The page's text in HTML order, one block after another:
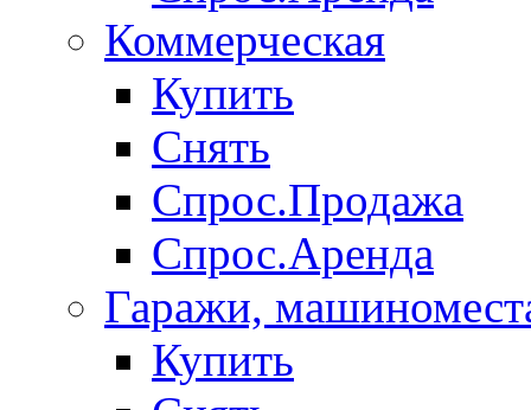
Коммерческая
Купить
Снять
Спрос.Продажа
Спрос.Аренда
Гаражи,
Купить